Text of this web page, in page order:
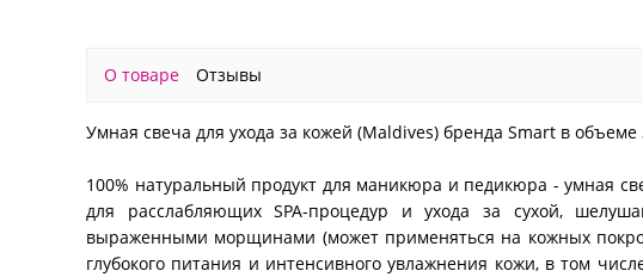
О товаре Отзывы
Умная свеча для ухода за кожей (Maldives) бренда Smart в объеме
100% натуральный продукт для маникюра и педикюра - умная
для расслабляющих SPA-процедур и ухода за сухой,
выраженными морщинами (может применяться на кожных
глубокого питания и интенсивного увлажнения кожи, в том